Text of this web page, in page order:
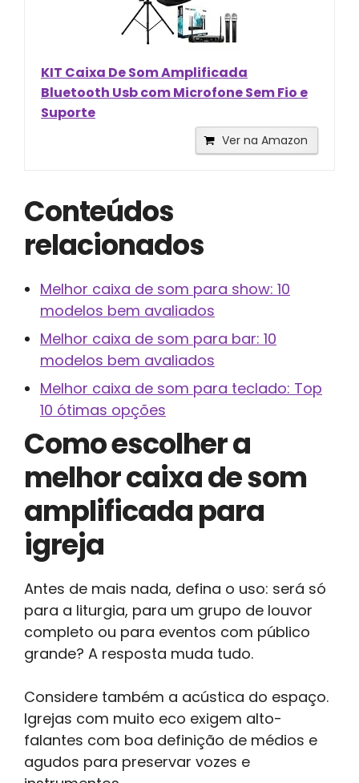
KIT Caixa De Som Amplificada
Bluetooth Usb com Microfone Sem Fio e
Suporte
Ver na Amazon
Conteúdos
relacionados
Melhor caixa de som para show: 10
modelos bem avaliados
Melhor caixa de som para bar: 10
modelos bem avaliados
Melhor caixa de som para teclado: Top
10 ótimas opções
Como escolher a
melhor caixa de som
amplificada para
igreja
Antes de mais nada, defina o uso: será só
para a liturgia, para um grupo de louvor
completo ou para eventos com público
grande? A resposta muda tudo.
Considere também a acústica do espaço.
Igrejas com muito eco exigem alto-
falantes com boa definição de médios e
agudos para preservar vozes e